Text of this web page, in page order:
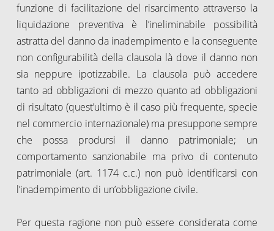
funzione di facilitazione del risarcimento attraverso la
liquidazione preventiva è l’ineliminabile possibilità
astratta del danno da inadempimento e la conseguente
non configurabilità della clausola là dove il danno non
sia neppure ipotizzabile. La clausola può accedere
tanto ad obbligazioni di mezzo quanto ad obbligazioni
di risultato (quest’ultimo è il caso più frequente, specie
nel commercio internazionale) ma presuppone sempre
che possa prodursi il danno patrimoniale; un
comportamento sanzionabile ma privo di contenuto
patrimoniale (art. 1174 c.c.) non può identificarsi con
l’inadempimento di un’obbligazione civile.
Per questa ragione non può essere considerata come